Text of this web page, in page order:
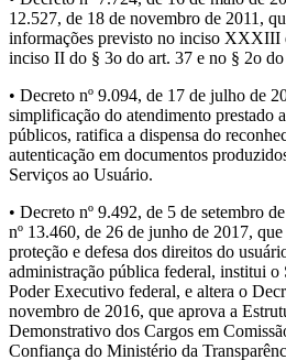
12.527, de 18 de novembro de 2011,
informações previsto no inciso XXXIII
inciso II do § 3o do art. 37 e no § 2o
• Decreto nº 9.094, de 17 de julho de
simplificação do atendimento prestado
públicos, ratifica a dispensa do
autenticação em documentos
Serviços ao Usuário.
• Decreto nº 9.492, de 5 de setembro
nº 13.460, de 26 de junho de 2017,
proteção e defesa dos direitos do
administração pública federal, institui
Poder Executivo federal, e altera o
novembro de 2016, que aprova a
Demonstrativo dos Cargos em
Confiança do Ministério da